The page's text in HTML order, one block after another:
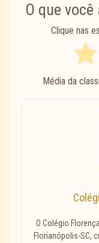
O que
Clique nas
Média da
O Colégio
Florianópolis-SC,